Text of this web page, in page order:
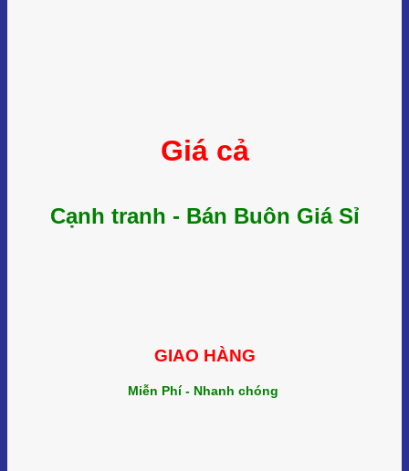
Giá cả
Cạnh tranh - Bán Buôn Giá Sỉ
GIAO HÀNG
Miễn Phí - Nhanh chóng